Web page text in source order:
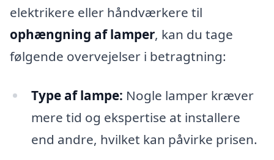
elektrikere eller håndværkere til
ophængning af lamper, kan du tage
følgende overvejelser i betragtning:
Type af lampe: Nogle lamper kræver
mere tid og ekspertise at installere
end andre, hvilket kan påvirke prisen.